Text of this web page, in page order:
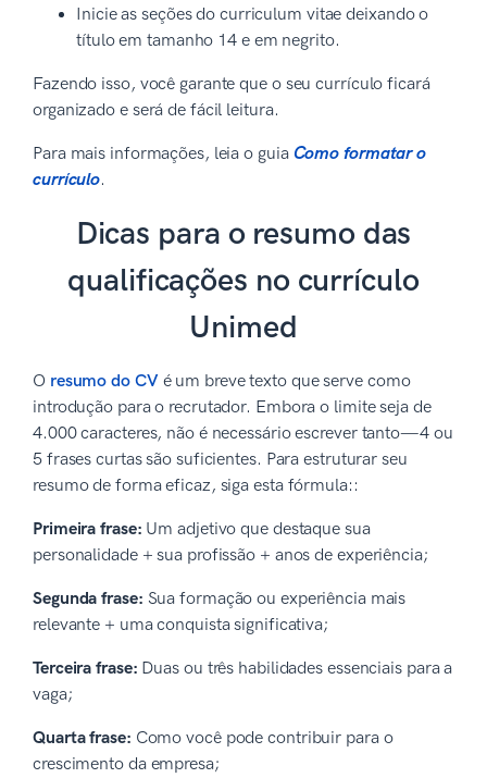
Inicie as seções do curriculum vitae deixando o
título em tamanho 14 e em negrito.
Fazendo isso, você garante que o seu currículo ficará
organizado e será de fácil leitura.
Para mais informações, leia o guia Como formatar o
currículo.
Dicas para o resumo das
qualificações no currículo
Unimed
O resumo do CVé um breve texto que serve como
introdução para o recrutador. Embora o limite seja de
4.000 caracteres, não é necessário escrever tanto—4 ou
5 frases curtas são suficientes. Para estruturar seu
resumo de forma eficaz, siga esta fórmula::
Primeira frase: Um adjetivo que destaque sua
personalidade + sua profissão + anos de experiência;
Segunda frase: Sua formação ou experiência mais
relevante + uma conquista significativa;
Terceira frase: Duas ou três habilidades essenciais para a
vaga;
Quarta frase: Como você pode contribuir para o
crescimento da empresa;